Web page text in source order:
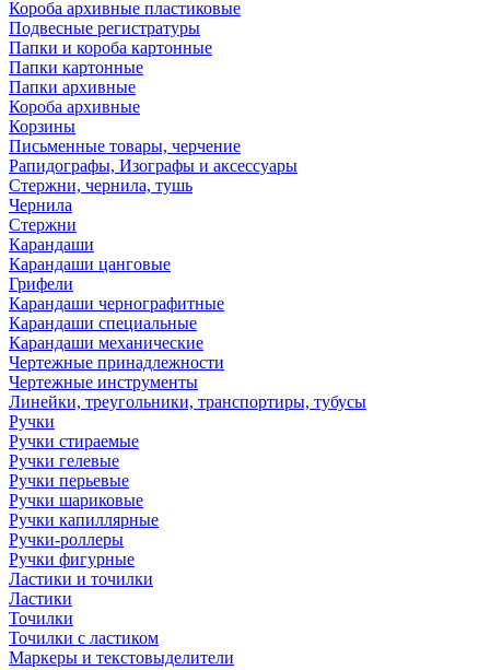
Короба архивные пластиковые
Подвесные регистратуры
Папки и короба картонные
Папки картонные
Папки архивные
Короба архивные
Корзины
Письменные товары, черчение
Рапидографы, Изографы и аксессуары
Стержни, чернила, тушь
Чернила
Стержни
Карандаши
Карандаши цанговые
Грифели
Карандаши чернографитные
Карандаши специальные
Карандаши механические
Чертежные принадлежности
Чертежные инструменты
Линейки, треугольники, транспортиры, тубусы
Ручки
Ручки стираемые
Ручки гелевые
Ручки перьевые
Ручки шариковые
Ручки капиллярные
Ручки-роллеры
Ручки фигурные
Ластики и точилки
Ластики
Точилки
Точилки с ластиком
Маркеры и текстовыделители